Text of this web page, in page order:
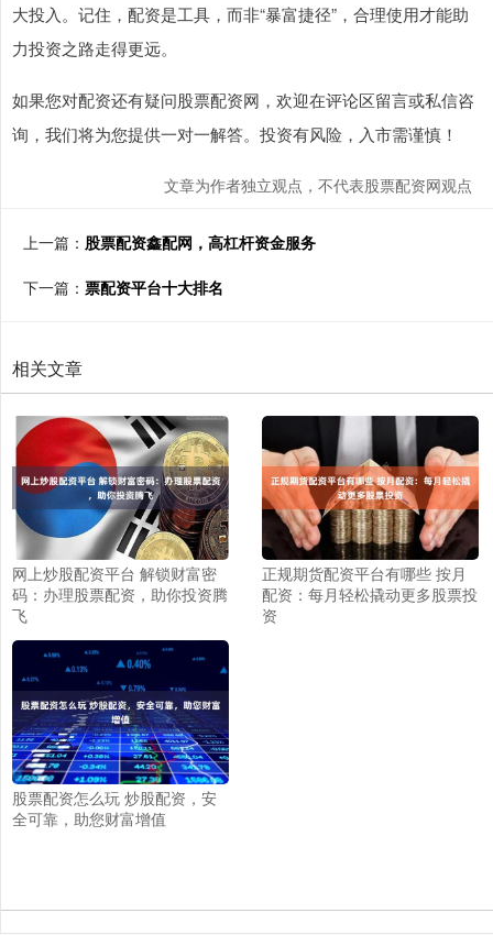
大投入。记住，配资是工具，而非“暴富捷径”，合理使用才能助
力投资之路走得更远。
如果您对配资还有疑问股票配资网，欢迎在评论区留言或私信咨
询，我们将为您提供一对一解答。投资有风险，入市需谨慎！
文章为作者独立观点，不代表股票配资网观点
上一篇： 股票配资鑫配网，高杠杆资金服务
下一篇： 票配资平台十大排名
相关文章
网上炒股配资平台 解锁财富密
码：办理股票配资，助你投资腾
飞
正规期货配资平台有哪些 按月
配资：每月轻松撬动更多股票投
资
股票配资怎么玩 炒股配资，安
全可靠，助您财富增值